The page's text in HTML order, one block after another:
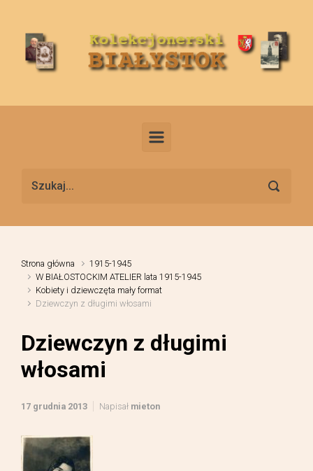
Strona główna
1915-1945
W BIAŁOSTOCKIM ATELIER lata 1915-1945
Kobiety i dziewczęta mały format
Dziewczyn z długimi włosami
Dziewczyn z długimi
włosami
17 grudnia 2013 Napisał mieton